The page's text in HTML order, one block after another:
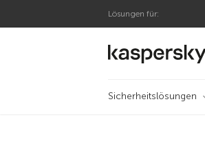
Lösungen für:
Sicherheitslösungen